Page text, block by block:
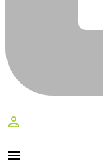
perm_identity
menu